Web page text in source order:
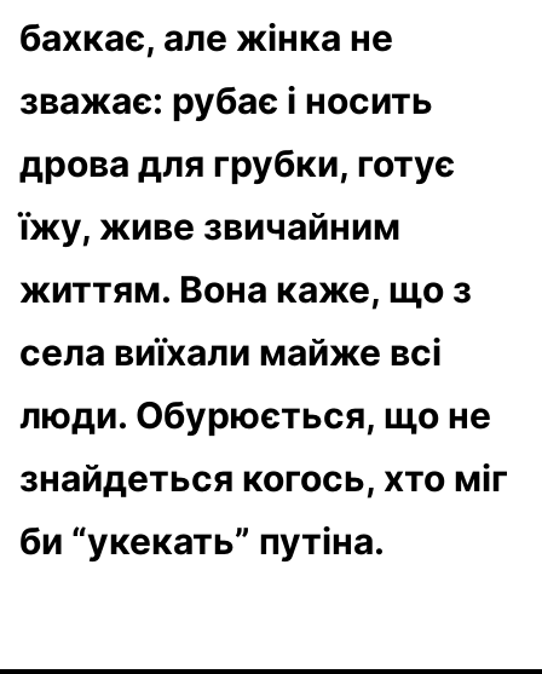
бахкає, але жінка не
зважає: рубає і носить
дрова для грубки, готує
їжу, живе звичайним
життям. Вона каже, що з
села виїхали майже всі
люди. Обурюється, що не
знайдеться когось, хто міг
би “укекать” путіна.